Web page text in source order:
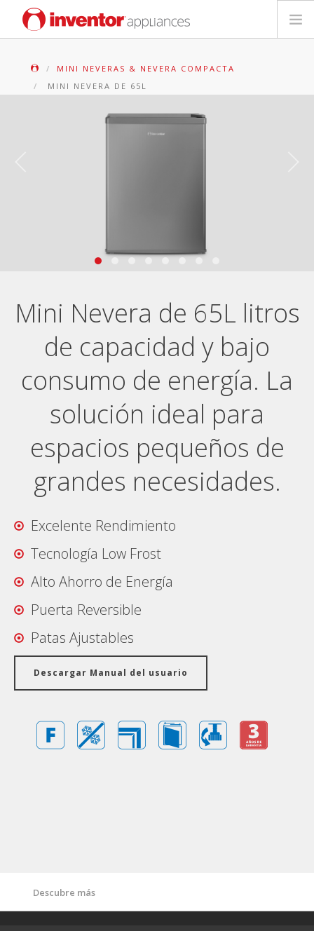
English
MINI NEVERAS & NEVERA COMPACTA
MINI NEVERA DE 65L
Mini Nevera de 65L litros
de capacidad y bajo
consumo de energía. La
solución ideal para
espacios pequeños de
grandes necesidades.
Excelente Rendimiento
Tecnología Low Frost
Alto Ahorro de Energía
Puerta Reversible
Patas Ajustables
Descargar Manual del usuario
Tarjeta de Garantía
Descubre más